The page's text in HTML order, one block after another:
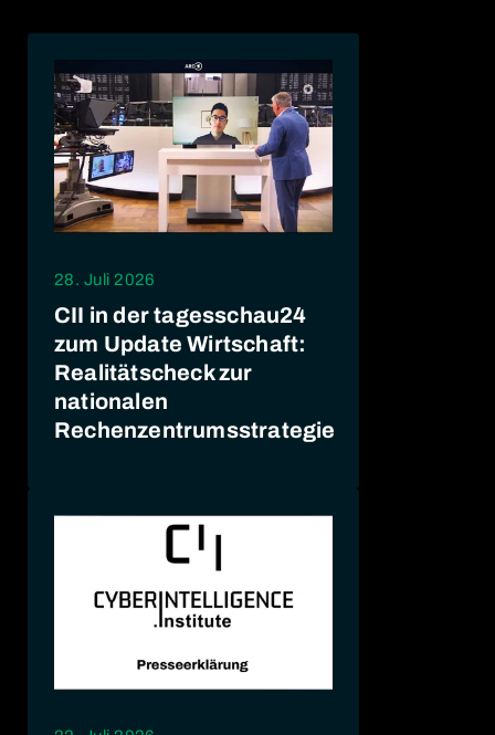
28. Juli 2026
CII in der tagesschau24
zum Update Wirtschaft:
Realitätscheck zur
nationalen
Rechenzentrumsstrategie